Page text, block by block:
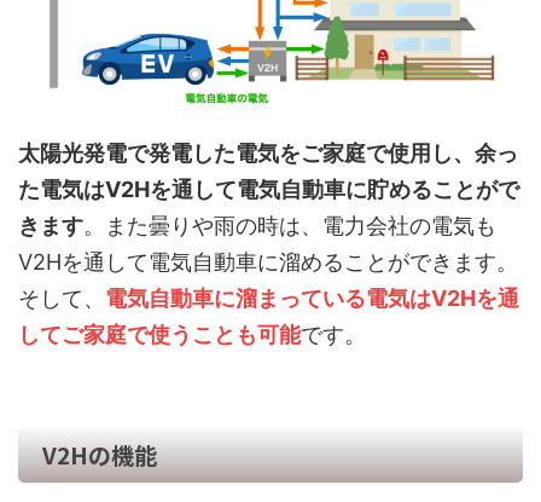
太陽光発電で発電した電気をご家庭で使用し、余っ
た電気はV2Hを通して電気自動車に貯めることがで
きます。また曇りや雨の時は、電力会社の電気も
V2Hを通して電気自動車に溜めることができます。
そして、 電気自動車に溜まっている電気はV2Hを通
してご家庭で使うことも可能です。
V2Hの機能